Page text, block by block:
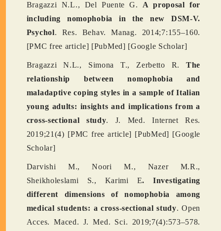
Bragazzi N.L., Del Puente G. A proposal for
including nomophobia in the new DSM-V.
Psychol. Res. Behav. Manag. 2014;7:155–160.
[PMC free article] [PubMed] [Google Scholar]
Bragazzi N.L., Simona T., Zerbetto R.The
relationship between nomophobia and
maladaptive coping styles in a sample of Italian
young adults: insights and implications from a
cross-sectional study. J. Med. Internet Res.
2019;21(4) [PMC free article] [PubMed] [Google
Scholar]
Darvishi M., Noori M., Nazer M.R.,
Sheikholeslami S., Karimi E. Investigating
different dimensions of nomophobia among
medical students: a cross-sectional study. Open
Acces. Maced. J. Med. Sci. 2019;7(4):573–578.